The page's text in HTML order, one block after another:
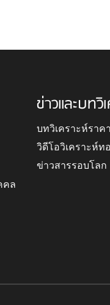
คล
ข่าวและบทวิ
บทวิเคราะห์ราค
วิดีโอวิเคราะห์ท
ข่าวสารรอบโลก